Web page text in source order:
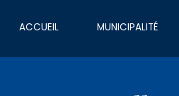
ACCUEIL MUNICIPALITÉ